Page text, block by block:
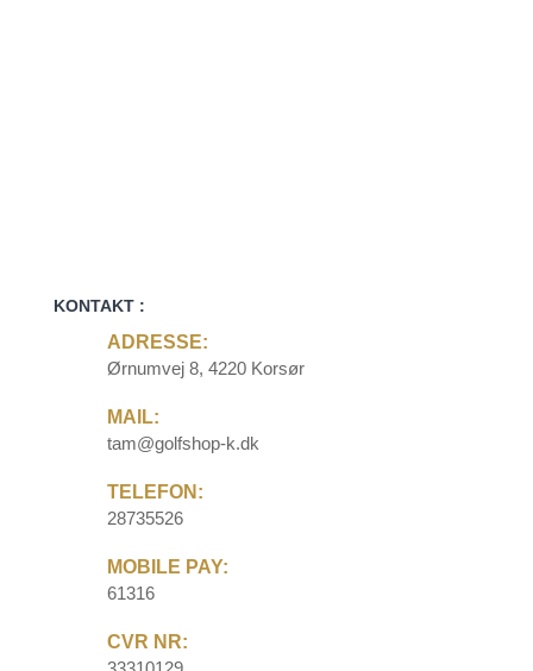
KONTAKT :
ADRESSE:
Ørnumvej 8, 4220 Korsør
MAIL:
tam@golfshop-k.dk
TELEFON:
28735526
MOBILE PAY:
61316
CVR NR: